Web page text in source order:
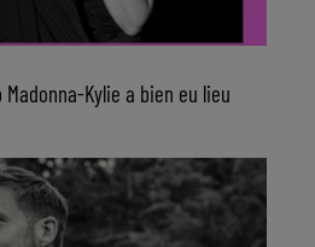
Kylie a bien eu lieu